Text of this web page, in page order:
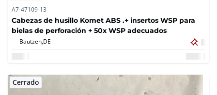
A7-47109-13
Cabezas de husillo Komet ABS .+ insertos WSP para
bielas de perforación + 50x WSP adecuados
Bautzen,DE
Cerrado